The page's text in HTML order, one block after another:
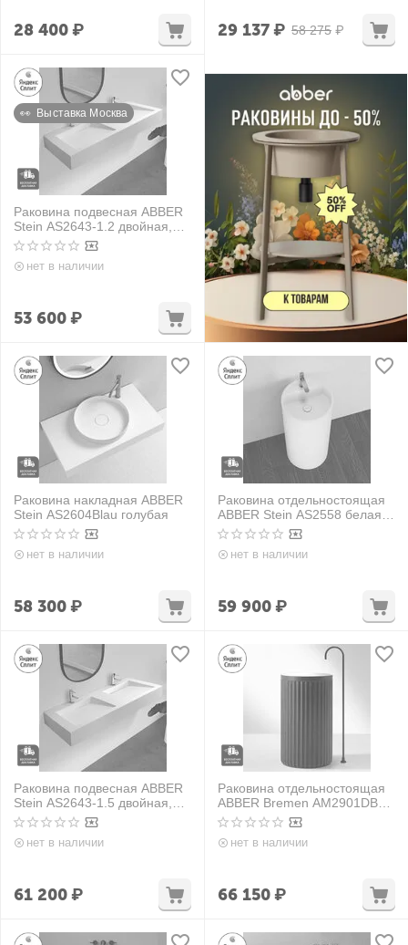
28 400₽ 58 275 ₽
29 137₽
👀  Выставка Москва
Раковина подвесная ABBER
Stein AS2643-1.2 двойная,
белая матовая
нет в наличии
53 600₽
Раковина накладная ABBER
Stein AS2604Blau голубая
нет в наличии
58 300₽
Раковина отдельностоящая
ABBER Stein AS2558 белая
матовая
нет в наличии
59 900₽
Раковина подвесная ABBER
Stein AS2643-1.5 двойная,
белая матовая
нет в наличии
61 200₽
Раковина отдельностоящая
ABBER Bremen AM2901DB
синяя матовая
нет в наличии
66 150₽